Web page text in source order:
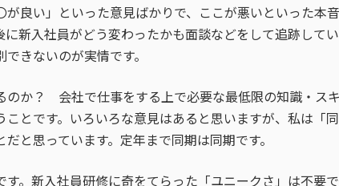
が良い」といった意見ばかりで、ここが悪いといった本
新入社員がどう変わったかも面談などをして追跡してい
きないのが実情です。
のか？ 会社で仕事をする上で必要な最低限の知識・ス
ことです。いろいろな意見はあると思いますが、私は「
と思っています。定年まで同期は同期です。
。新入社員研修に奇をてらった「ユニークさ」は不要